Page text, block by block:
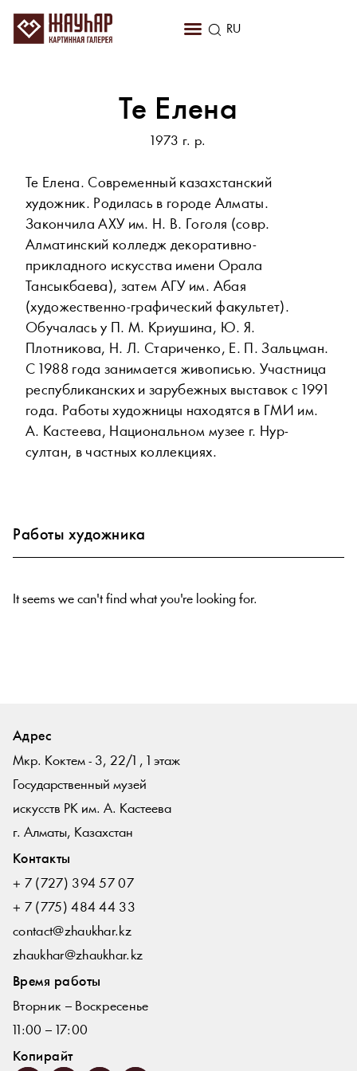
RU
EN
Те Елена
1973 г. р.
Те Елена. Современный казахстанский
художник. Родилась в городе Алматы.
Закончила АХУ им. Н. В. Гоголя (совр.
Алматинский колледж декоративно-
прикладного искусства имени Орала
Тансыкбаева), затем АГУ им. Абая
(художественно-графический факультет).
Обучалась у П. М. Криушина, Ю. Я.
Плотникова, Н. Л. Стариченко, Е. П. Зальцман.
С 1988 года занимается живописью. Участница
республиканских и зарубежных выставок с 1991
года. Работы художницы находятся в ГМИ им.
А. Кастеева, Национальном музее г. Нур-
султан, в частных коллекциях.
Работы художника
It seems we can't find what you're looking for.
Адрес
Мкр. Коктем - 3, 22/1 , 1 этаж
Государственный музей
искусств РК им. А. Кастеева
г. Алматы, Казахстан
Контакты
+ 7 (727) 394 57 07
+ 7 (775) 484 44 33
contact@zhaukhar.kz
zhaukhar@zhaukhar.kz
Время работы
Вторник – Воскресенье
11:00 – 17:00
Копирайт